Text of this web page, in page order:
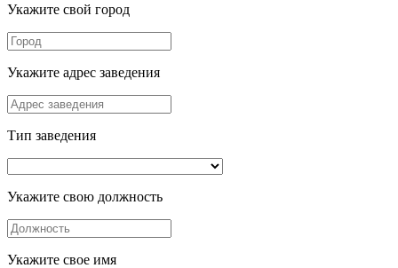
Укажите свой город
Укажите адрес заведения
Тип заведения
Укажите свою должность
Укажите свое имя